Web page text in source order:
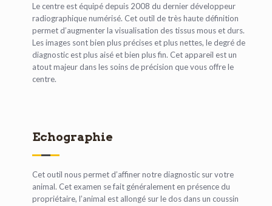
Le centre est équipé depuis 2008 du dernier développeur
radiographique numérisé. Cet outil de très haute définition
permet d’augmenter la visualisation des tissus mous et durs.
Les images sont bien plus précises et plus nettes, le degré de
diagnostic est plus aisé et bien plus fin. Cet appareil est un
atout majeur dans les soins de précision que vous offre le
centre.
Echographie
Cet outil nous permet d’affiner notre diagnostic sur votre
animal. Cet examen se fait généralement en présence du
propriétaire, l’animal est allongé sur le dos dans un coussin